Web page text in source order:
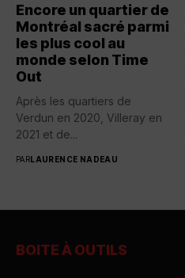
Encore un quartier de
Montréal sacré parmi
les plus cool au
monde selon Time
Out
Après les quartiers de
Verdun en 2020, Villeray en
2021 et de...
PARLAURENCE NADEAU
BOITE À OUTILS